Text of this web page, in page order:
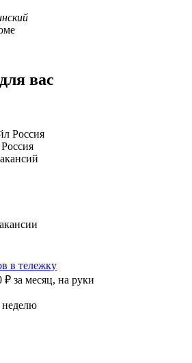
вас
в тележку
₽ за месяц, на руки